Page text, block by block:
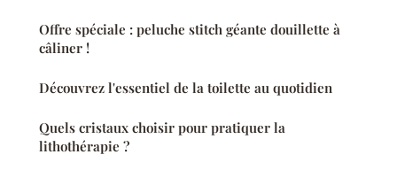
Offre spéciale : peluche stitch géante douillette à
câliner !
Découvrez l'essentiel de la toilette au quotidien
Quels cristaux choisir pour pratiquer la
lithothérapie ?